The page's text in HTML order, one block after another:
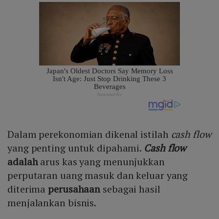
Dalam perekonomian dikenal istilah cash flow
yang penting untuk dipahami. Cash flow
adalaharus kas yang menunjukkan
perputaran uang masuk dan keluar yang
diterimaperusahaan sebagai hasil
menjalankan bisnis.